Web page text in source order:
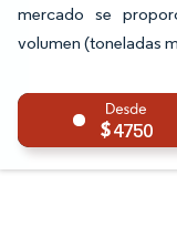
mercado se
volumen (toneladas
4750